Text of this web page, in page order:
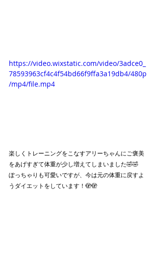
https://video.wixstatic.com/video/3adce0_
78593963cf4c4f54bd66f9ffa3a19db4/480p
/mp4/file.mp4
楽しくトレーニングをこなすアリーちゃんにご褒美
をあげすぎて体重が少し増えてしまいました🤣🤣
ぽっちゃりも可愛いですが、今は元の体重に戻すよ
うダイエットをしています！🫣🫣